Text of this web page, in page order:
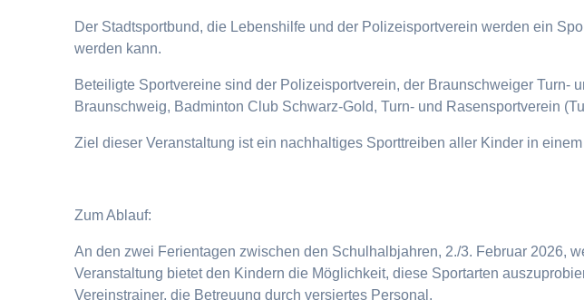
Der Stadtsportbund, die Lebenshilfe und der Polizeisportverein werden ein
werden kann.
Beteiligte Sportvereine sind der Polizeisportverein, der Braunschweiger
Braunschweig, Badminton Club Schwarz-Gold, Turn- und Rasensportverein
Ziel dieser Veranstaltung ist ein nachhaltiges Sporttreiben aller Kinder in
Zum Ablauf:
An den zwei Ferientagen zwischen den Schulhalbjahren, 2./3. Februar 2026,
Veranstaltung bietet den Kindern die Möglichkeit, diese Sportarten
Vereinstrainer, die Betreuung durch versiertes Personal.